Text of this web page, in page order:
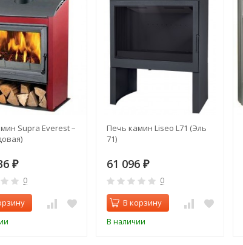
Supra Everest –
₽
0
Печь камин Liseo L71 (Эль
71)
61 096 ₽
0
В корзину
В наличии